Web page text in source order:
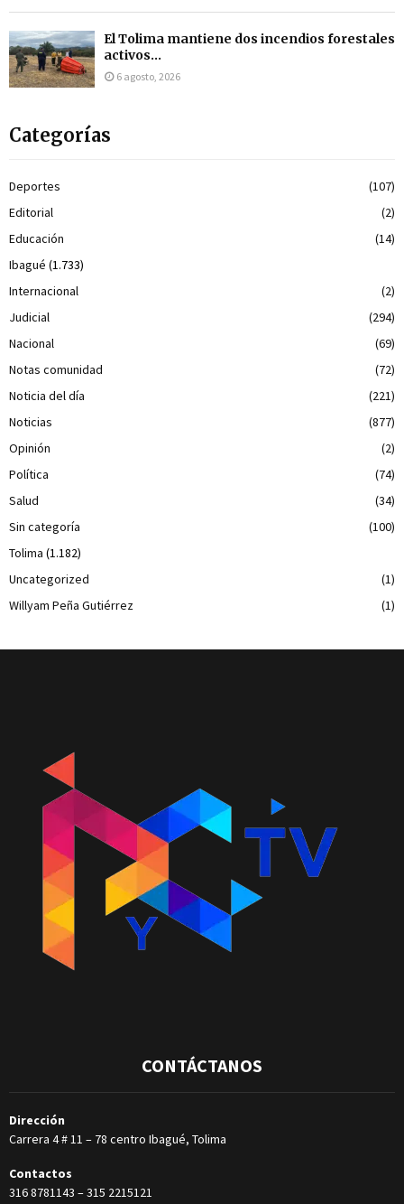
El Tolima mantiene dos incendios forestales
activos...
6 agosto, 2026
Categorías
Deportes
(107)
Editorial
(2)
Educación
(14)
Ibagué (1.733)
Internacional
(2)
Judicial
(294)
Nacional
(69)
Notas comunidad
(72)
Noticia del día
(221)
Noticias
(877)
Opinión
(2)
Política
(74)
Salud
(34)
Sin categoría
(100)
Tolima (1.182)
Uncategorized
(1)
Willyam Peña Gutiérrez
(1)
CONTÁCTANOS
Dirección
Carrera 4 # 11 – 78 centro Ibagué, Tolima
Contactos
316 8781143 –315 2215121